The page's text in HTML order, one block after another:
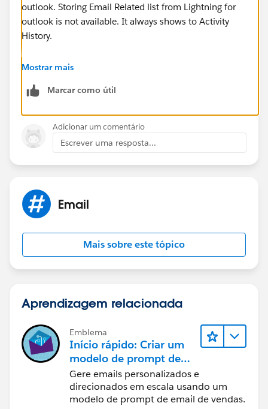
outlook. Storing Email Related list from Lightning for
outlook is not available. It always shows to Activity
History.
Best Regards,
Gopi Krishna.
Mostrar mais
Marcar como útil
Adicionar um comentário
Escrever uma resposta...
Email
Mais sobre este tópico
Aprendizagem relacionada
Emblema
Início rápido: Criar um
modelo de prompt de
email de vendas
Gere emails personalizados e
direcionados em escala usando um
modelo de prompt de email de vendas.